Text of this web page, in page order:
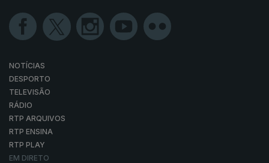
NOTÍCIAS
DESPORTO
TELEVISÃO
RÁDIO
RTP ARQUIVOS
RTP ENSINA
RTP PLAY
EM DIRETO